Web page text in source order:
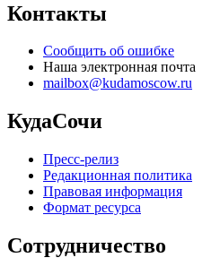
Контакты
Сообщить об ошибке
Наша электронная почта
mailbox@kudamoscow.ru
КудаСочи
Пресс-релиз
Редакционная политика
Правовая информация
Формат ресурса
Сотрудничество